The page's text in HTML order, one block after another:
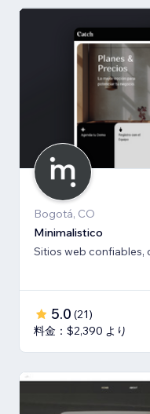
Bogotá, CO
Minimalistico
Sitios web confiables,
5.0 (21)
料金：$2,390 より